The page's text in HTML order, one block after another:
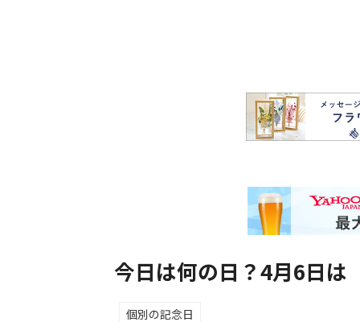
今日は何の日？4月6日は
個別の記念日